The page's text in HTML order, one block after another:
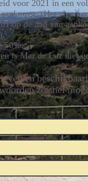
voor 2021 in een
(Het
op de dag van
50%.
is Mar de Luz niet
en
zo snel